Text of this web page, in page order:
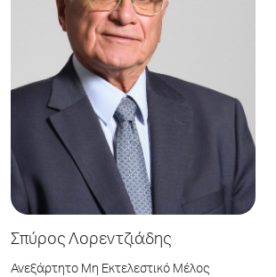
Σπύρος Λορεντζιάδης
Ανεξάρτητο Μη Εκτελεστικό Μέλος